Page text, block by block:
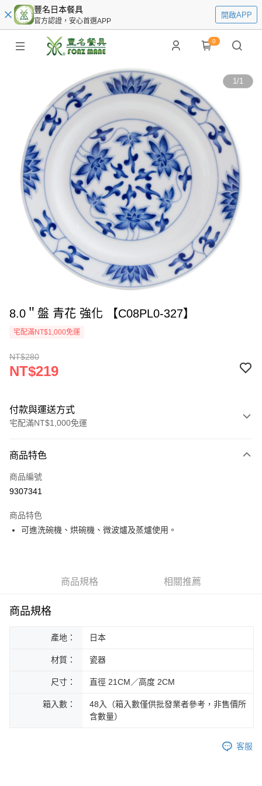
豐名日本餐具
官方認證，安心首選APP
開啟APP
0
1/1
8.0＂盤 青花 強化 【C08PL0-327】
宅配滿NT$1,000免運
NT$280
NT$219
付款與運送方式
宅配滿NT$1,000免運
信用卡一次付款
LINE Pay
街口支付
黑貓本島宅配
每筆NT$200，滿NT$1,000(含以上)免運費
黑貓外島宅配
商品特色
商品編號
9307341
商品特色
可進洗碗機、烘碗機、微波爐及蒸爐使用。
商品規格 相關推薦
商品規格
產地： 日本
材質： 瓷器
尺寸： 直徑 21CM／高度 2CM
箱入數：
48入（箱入數僅供批發業者參考，非售價所
含數量）
客服